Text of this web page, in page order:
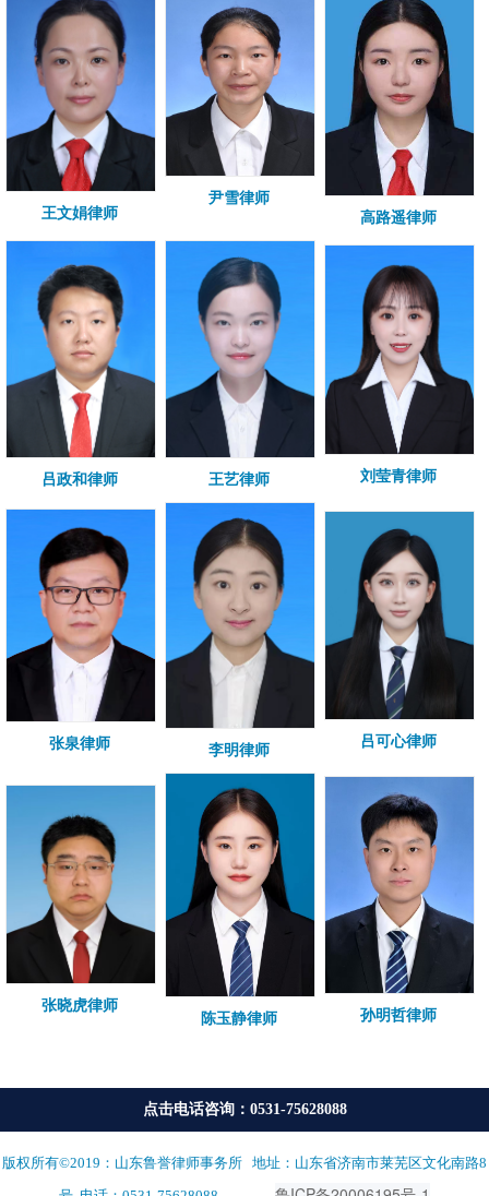
王文娟律师
尹雪律师
高路遥律师
吕政和律师 王艺律师 刘莹青律师
张泉律师 李明律师
吕可心律师
张晓虎律师
陈玉静律师 孙明哲律师
点击电话咨询：0531-75628088
版权所有©2019：山东鲁誉律师事务所 地址：山东省济南市莱芜区文化南路8